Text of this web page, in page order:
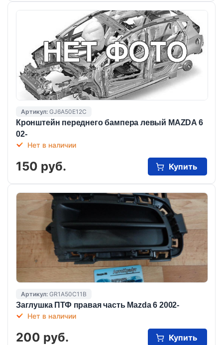
Артикул: GJ6A50E12С
Кронштейн переднего бампера левый MAZDA 6
02-
Нет в наличии
150 руб. Купить
Артикул: GR1A50C11B
Заглушка ПТФ правая часть Mazda 6 2002-
Нет в наличии
200 руб. Купить